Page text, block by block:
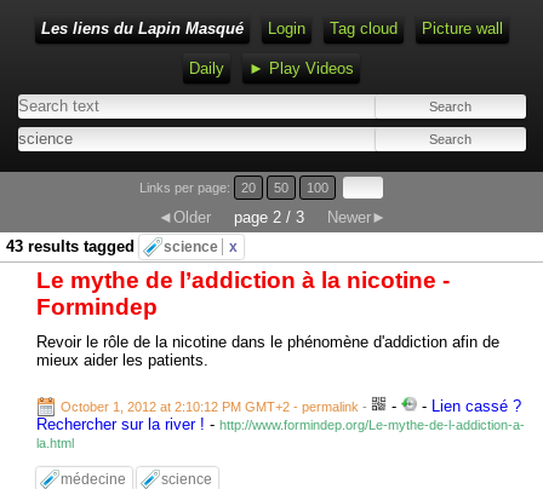
Les liens du Lapin Masqué Login Tag cloud Picture wall
Daily ► Play Videos
Links per page: 20 50 100
◄Older page 2 / 3
Newer►
43 results tagged
science x
Le mythe de l’addiction à la nicotine -
Formindep
Revoir le rôle de la nicotine dans le phénomène d'addiction afin de
mieux aider les patients.
October 1, 2012 at 2:10:12 PM GMT+2 - permalink - - - Lien cassé ?
Rechercher sur la river ! - http://www.formindep.org/Le-mythe-de-l-addiction-a-
la.html
médecine science